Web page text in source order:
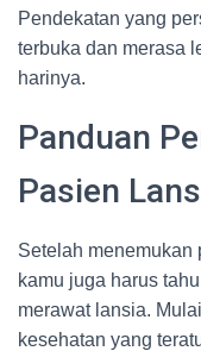
Pendekatan yang
terbuka dan merasa
harinya.
Panduan
Pasien
Setelah menemukan
kamu juga harus
merawat lansia.
kesehatan yang